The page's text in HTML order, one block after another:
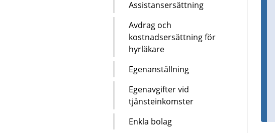
Assistansersättning
Avdrag och
kostnadsersättning för
hyrläkare
Egenanställning
Egenavgifter vid
tjänsteinkomster
Enkla bolag